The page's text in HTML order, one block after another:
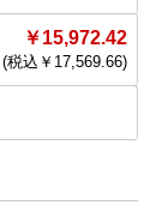
￥15,972.42
(税込￥ 17,569.66)